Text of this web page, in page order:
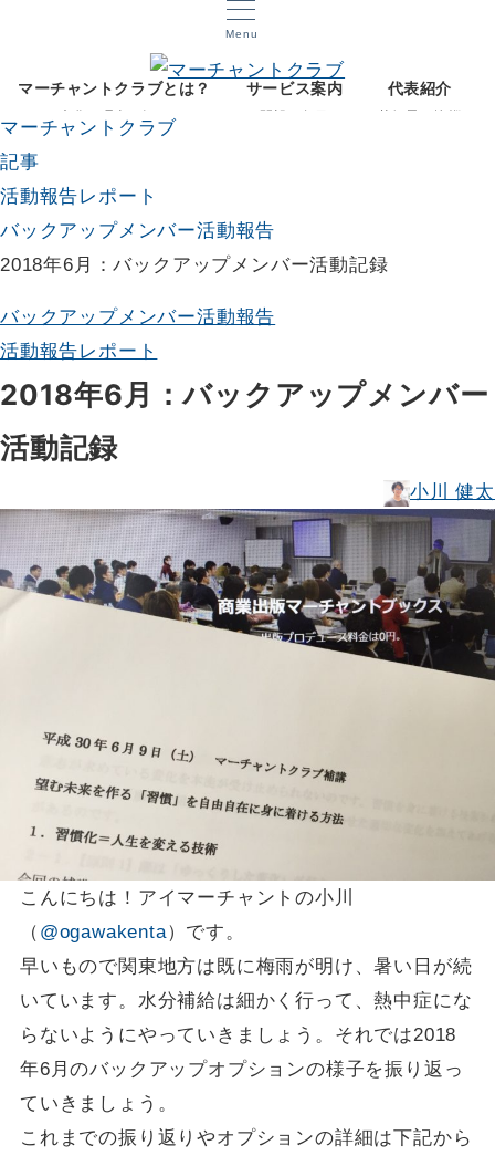
Menu
マーチャントクラブとは？
文化と理念を知る
サービス案内 代表紹介
マーチャントクラブ
記事
活動報告レポート
バックアップメンバー活動報告
2018年6月：バックアップメンバー活動記録
バックアップメンバー活動報告
活動報告レポート
2018年6月：バックアップメンバー
活動記録
小川 健太
こんにちは！アイマーチャントの小川
（ @ogawakenta）です。
早いもので関東地方は既に梅雨が明け、暑い日が続
いています。水分補給は細かく行って、熱中症にな
らないようにやっていきましょう。それでは2018
年6月のバックアップオプションの様子を振り返っ
ていきましょう。
これまでの振り返りやオプションの詳細は下記から